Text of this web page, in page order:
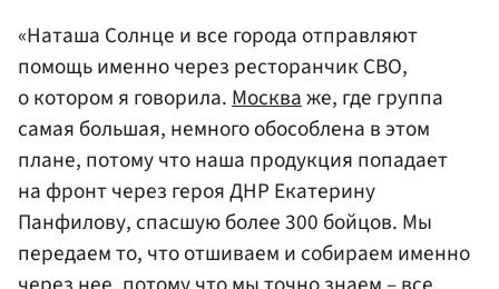
«Наташа Солнце и все города отправляют
помощь именно через ресторанчик СВО,
о котором я говорила.Москваже, где группа
самая большая, немного обособлена в этом
плане, потому что наша продукция попадает
на фронт через героя ДНР Екатерину
Панфилову, спасшую более 300 бойцов. Мы
передаем то, что отшиваем и собираем именно